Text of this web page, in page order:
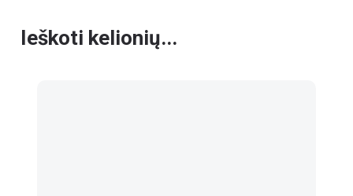
Ieškoti kelionių...